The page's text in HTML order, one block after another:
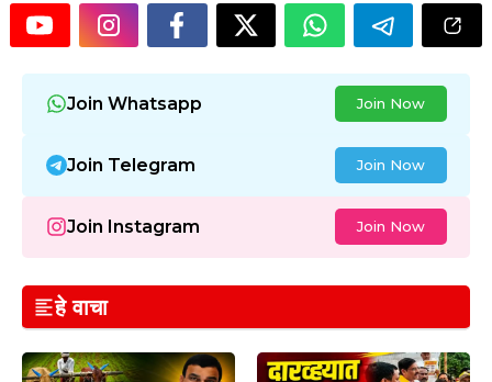
Join Whatsapp Join Now
Join Telegram Join Now
Join Instagram Join Now
हे वाचा